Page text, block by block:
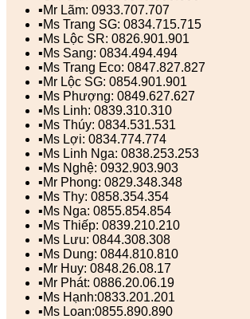
▪️Mr Lãm: 0933.707.707
▪️Ms Trang SG: 0834.715.715
▪️Ms Lộc SR: 0826.901.901
▪️Ms Sang: 0834.494.494
▪️Ms Trang Eco: 0847.827.827
▪️Mr Lộc SG: 0854.901.901
▪️Ms Phượng: 0849.627.627
▪️Ms Linh: 0839.310.310
▪️Ms Thúy: 0834.531.531
▪️Ms Lợi: 0834.774.774
▪️Ms Linh Nga: 0838.253.253
▪️Ms Nghệ: 0932.903.903
▪️Mr Phong: 0829.348.348
▪️Ms Thy: 0858.354.354
▪️Ms Nga: 0855.854.854
▪️Ms Thiếp: 0839.210.210
▪️Ms Lưu: 0844.308.308
▪️Ms Dung: 0844.810.810
▪️Mr Huy: 0848.26.08.17
▪️Mr Phát: 0886.20.06.19
▪️Ms Hạnh:0833.201.201
▪️Ms Loan:0855.890.890